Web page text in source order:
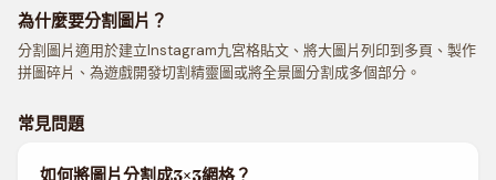
為什麼要分割圖片？
分割圖片適用於建立Instagram九宮格貼文、將大圖片列印到多頁、製作
拼圖碎片、為遊戲開發切割精靈圖或將全景圖分割成多個部分。
常見問題
如何將圖片分割成3×3網格？